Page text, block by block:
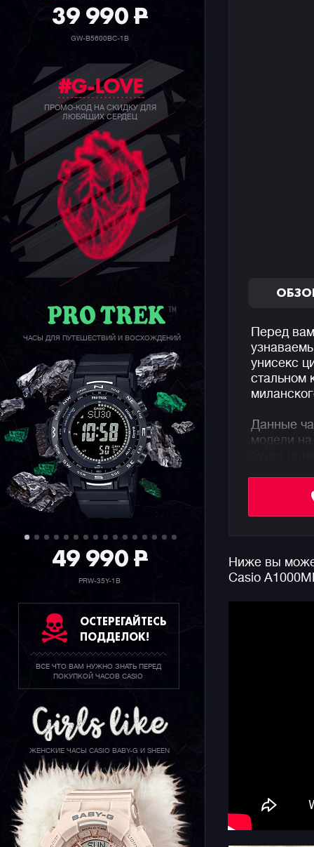
39 990P
GW-B5600BC-1B
#G-LOVE
ПРОМО-КОД НА СКИДКУ ДЛЯ
ЛЮБЯЩИХ СЕРДЕЦ
ЧАСЫ ДЛЯ ПУТЕШЕСТВИЙ И ВОСХОЖДЕНИЙ
49 990P
PRW-35Y-1B
ОСТЕРЕГАЙТЕСЬ
ПОДДЕЛОК!
ВСЕ ЧТО ВАМ НУЖНО ЗНАТЬ ПЕРЕД
ПОКУПКОЙ ЧАСОВ CASIO
ЖЕНСКИЕ ЧАСЫ CASIO BABY-G И SHEEN
Перед
унисекс
стальном
Данные
модели
данных
Ниже вы
Casio